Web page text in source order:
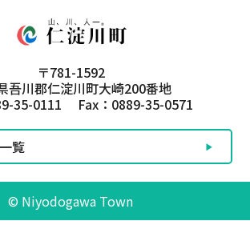
〒781-1592
吾川郡仁淀川町大崎200番地
35-0111 Fax：0889-35-0571
覧
© Niyodogawa Town